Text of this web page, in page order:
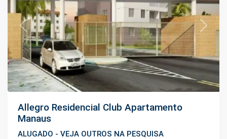
Previous Next
Allegro Residencial Club Apartamento
Manaus
ALUGADO - VEJA OUTROS NA PESQUISA